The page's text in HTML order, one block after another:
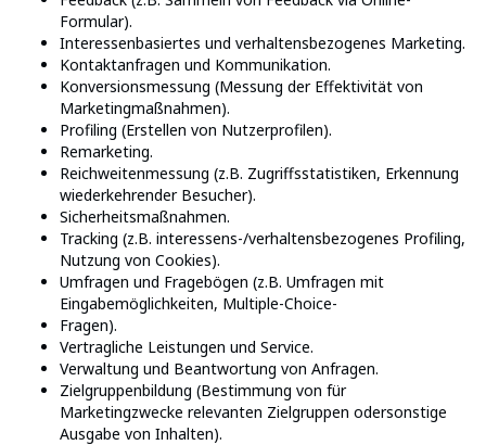
Formular).
Interessenbasiertes und verhaltensbezogenes Marketing.
Kontaktanfragen und Kommunikation.
Konversionsmessung (Messung der Effektivität von
Marketingmaßnahmen).
Profiling (Erstellen von Nutzerprofilen).
Remarketing.
Reichweitenmessung (z.B. Zugriffsstatistiken, Erkennung
wiederkehrender Besucher).
Sicherheitsmaßnahmen.
Tracking (z.B. interessens-/verhaltensbezogenes Profiling,
Nutzung von Cookies).
Umfragen und Fragebögen (z.B. Umfragen mit
Eingabemöglichkeiten, Multiple-Choice-
Fragen).
Vertragliche Leistungen und Service.
Verwaltung und Beantwortung von Anfragen.
Zielgruppenbildung (Bestimmung von für
Marketingzwecke relevanten Zielgruppen odersonstige
Ausgabe von Inhalten).